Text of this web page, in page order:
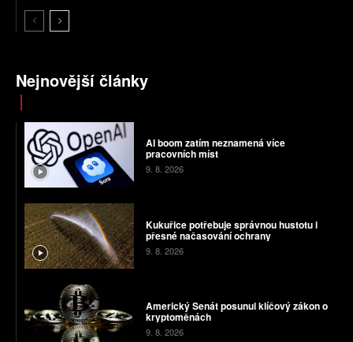
Nejnovější články
AI boom zatím neznamená více
pracovních míst
9. 8. 2026
Kukuřice potřebuje správnou hustotu i
přesné načasování ochrany
9. 8. 2026
Americký Senát posunul klíčový zákon o
kryptoměnách
9. 8. 2026